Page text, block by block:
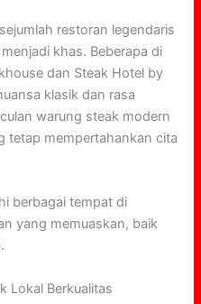
restoran legendaris
khas. Beberapa di
dan Steak Hotel by
klasik dan rasa
warung steak modern
tetap mempertahankan cita
berbagai tempat di
yang memuaskan, baik
Lokal Berkualitas